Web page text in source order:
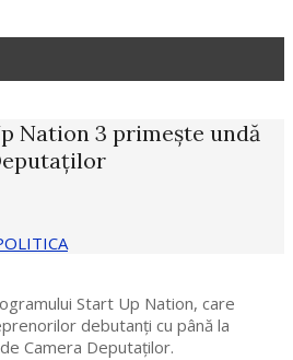
Nation 3 primește undă
Start Up Nation, care
debutanți cu până la
Camera Deputaților.